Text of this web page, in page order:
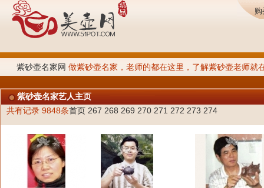
紫砂壶名家网 做紫砂壶名家，老师的都在这里，了解紫砂壶老师就
紫砂壶名家艺人主页
共有记录 9848条首页 267 268 269 270 271 272 273 274